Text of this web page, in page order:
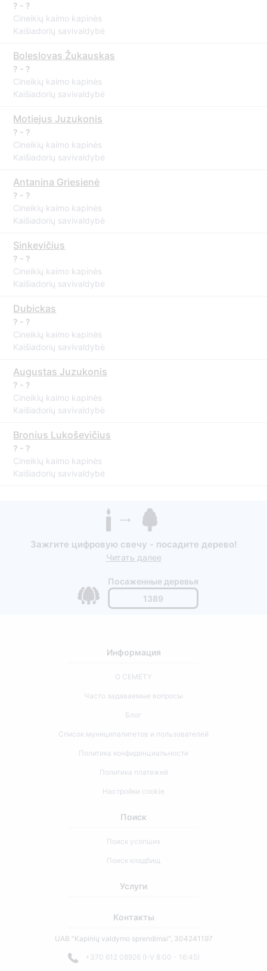
? - ?
Cineikių kaimo kapinės
Kaišiadorių savivaldybė
Boleslovas Žukauskas
? - ?
Cineikių kaimo kapinės
Kaišiadorių savivaldybė
Motiejus Juzukonis
? - ?
Cineikių kaimo kapinės
Kaišiadorių savivaldybė
Antanina Griesienė
? - ?
Cineikių kaimo kapinės
Kaišiadorių savivaldybė
Sinkevičius
? - ?
Cineikių kaimo kapinės
Kaišiadorių savivaldybė
Dubickas
? - ?
Cineikių kaimo kapinės
Kaišiadorių savivaldybė
Augustas Juzukonis
? - ?
Cineikių kaimo kapinės
Kaišiadorių savivaldybė
Bronius Lukoševičius
? - ?
Cineikių kaimo kapinės
Kaišiadorių savivaldybė
Зажгите цифровую свечу - посадите дерево!
Читать далее
Посаженные деревья
1389
Информация
О CEMETY
Часто задаваемые вопросы
Блог
Список муниципалитетов и пользователей
Политика конфиденциальности
Политика платежей
Настройки cookie
Поиск
Поиск усопших
Поиск кладбищ
Услуги
Контакты
UAB "Kapinių valdymo sprendimai", 304241197
+370 612 08926 (I-V 8:00 - 16:45)